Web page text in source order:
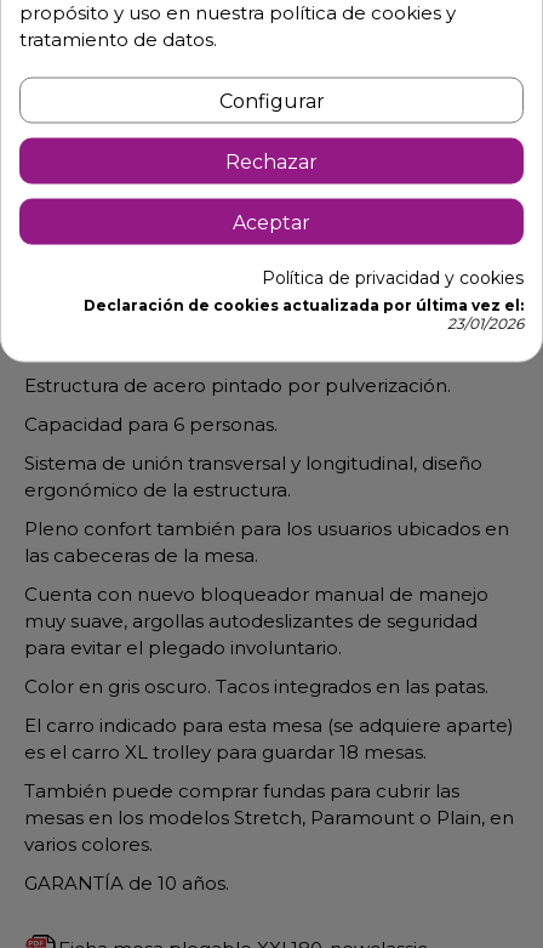
Descripción Detalles de producto
Mesa banquetes para 6 personas
XXL180
Mesa plegable con dimensiones de 182,9 cm de
largo x 91,4 cm de fondo x 74,3 cm de altura.
Con grosor del tablero de 45 mm.
Estructura de acero pintado por pulverización.
Capacidad para 6 personas.
Sistema de unión transversal y longitudinal, diseño
ergonómico de la estructura.
Pleno confort también para los usuarios ubicados en
las cabeceras de la mesa.
Cuenta con nuevo bloqueador manual de manejo
muy suave, argollas autodeslizantes de seguridad
para evitar el plegado involuntario.
Color en gris oscuro. Tacos integrados en las patas.
El carro indicado para esta mesa (se adquiere aparte)
es el carro XL trolley para guardar 18 mesas.
También puede comprar fundas para cubrir las
mesas en los modelos Stretch, Paramount o Plain, en
varios colores.
GARANTÍA de 10 años.
propósito y uso en nuestra política de cookies y
tratamiento de datos.
Configurar
Rechazar
Aceptar
Política de privacidad y cookies
Declaración de cookies actualizada por última vez el:
23/01/2026